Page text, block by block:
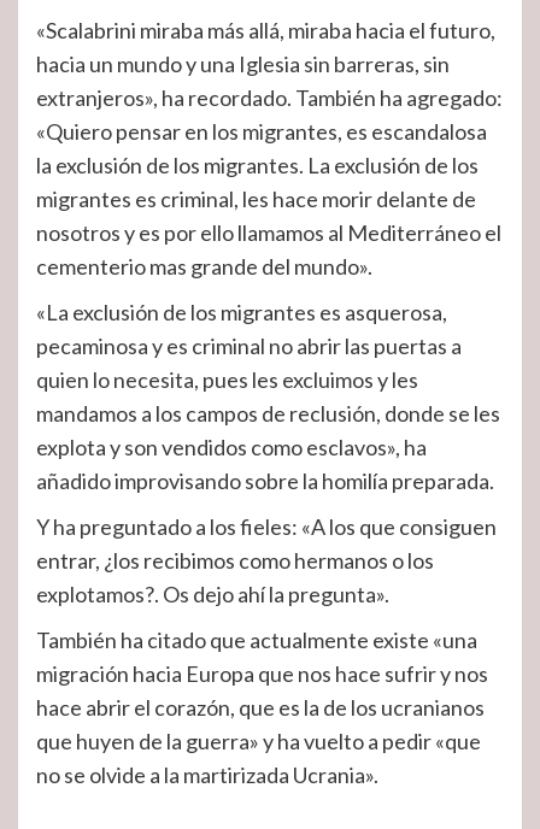
«Scalabrini miraba más allá, miraba hacia el futuro,
hacia un mundo y una Iglesia sin barreras, sin
extranjeros», ha recordado. También ha agregado:
«Quiero pensar en los migrantes, es escandalosa
la exclusión de los migrantes. La exclusión de los
migrantes es criminal, les hace morir delante de
nosotros y es por ello llamamos al Mediterráneo el
cementerio mas grande del mundo».
«La exclusión de los migrantes es asquerosa,
pecaminosa y es criminal no abrir las puertas a
quien lo necesita, pues les excluimos y les
mandamos a los campos de reclusión, donde se les
explota y son vendidos como esclavos», ha
añadido improvisando sobre la homilía preparada.
Y ha preguntado a los fieles: «A los que consiguen
entrar, ¿los recibimos como hermanos o los
explotamos?. Os dejo ahí la pregunta».
También ha citado que actualmente existe «una
migración hacia Europa que nos hace sufrir y nos
hace abrir el corazón, que es la de los ucranianos
que huyen de la guerra» y ha vuelto a pedir «que
no se olvide a la martirizada Ucrania».